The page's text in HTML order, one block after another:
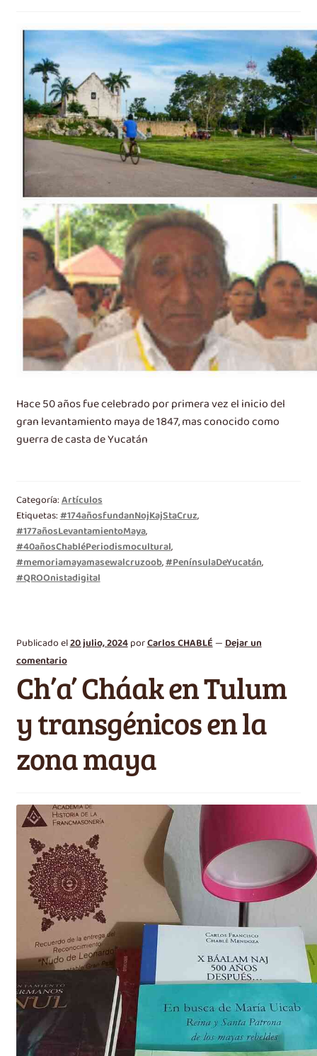
Hace 50 años fue celebrado por primera vez el inicio del
gran levantamiento maya de 1847, mas conocido como
guerra de casta de Yucatán
Categoría:Artículos
Etiquetas:#174añosfundanNojKajStaCruz,
#177añosLevantamientoMaya,
#40añosChabléPeriodismocultural,
#memoriamayamasewalcruzoob,#PenínsulaDeYucatán,
#QROOnistadigital
Publicado el20 julio, 2024porCarlos CHABLÉ—Dejar un
comentario
Ch’a’ Cháak en Tulum
y transgénicos en la
zona maya